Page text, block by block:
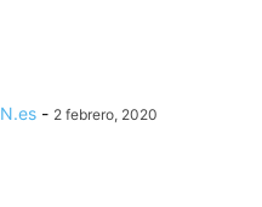
- 2 febrero, 2020